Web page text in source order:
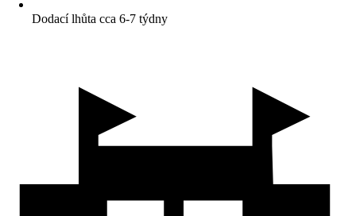
Dodací lhůta cca 6-7 týdny